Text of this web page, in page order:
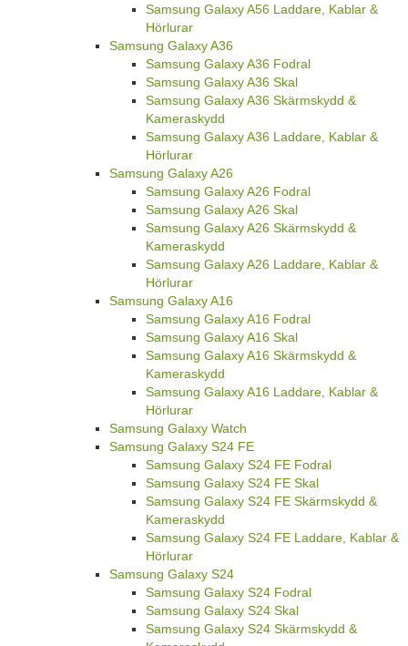
Samsung Galaxy A56 Laddare, Kablar &
Hörlurar
Samsung Galaxy A36
Samsung Galaxy A36 Fodral
Samsung Galaxy A36 Skal
Samsung Galaxy A36 Skärmskydd &
Kameraskydd
Samsung Galaxy A36 Laddare, Kablar &
Hörlurar
Samsung Galaxy A26
Samsung Galaxy A26 Fodral
Samsung Galaxy A26 Skal
Samsung Galaxy A26 Skärmskydd &
Kameraskydd
Samsung Galaxy A26 Laddare, Kablar &
Hörlurar
Samsung Galaxy A16
Samsung Galaxy A16 Fodral
Samsung Galaxy A16 Skal
Samsung Galaxy A16 Skärmskydd &
Kameraskydd
Samsung Galaxy A16 Laddare, Kablar &
Hörlurar
Samsung Galaxy Watch
Samsung Galaxy S24 FE
Samsung Galaxy S24 FE Fodral
Samsung Galaxy S24 FE Skal
Samsung Galaxy S24 FE Skärmskydd &
Kameraskydd
Samsung Galaxy S24 FE Laddare, Kablar &
Hörlurar
Samsung Galaxy S24
Samsung Galaxy S24 Fodral
Samsung Galaxy S24 Skal
Samsung Galaxy S24 Skärmskydd &